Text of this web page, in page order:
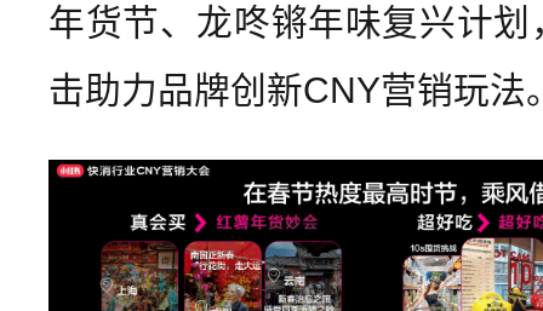
年货节、龙咚锵年味复兴计
击助力品牌创新CNY营销玩法